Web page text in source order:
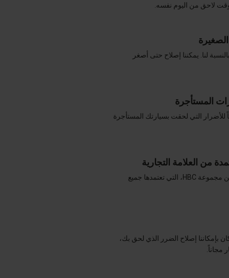
لاحق من اليوم نفسه.
لنا. يمكننا إصلاح حتى أصغر
المستأجرة
التي لحقت بسيارتك المستأجرة
من العلامة التجارية
Repair2Care هي جزء من مجموعة HBC، التي تعتمدها جميع
بإمكاننا إصلاح الضرر الذي لحق بك،